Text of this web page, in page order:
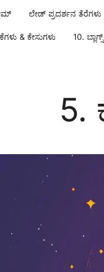
ಲೇಡ್ ಪ್ರದರ್ಶನ ತೆರೆಗಳು
& ಕೇಸುಗಳು 10. ಬ್ಲಾಗ್ಸ್
5.